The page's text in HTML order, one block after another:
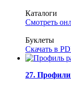
Каталоги
Смотреть
Буклеты
Скачать в
27.